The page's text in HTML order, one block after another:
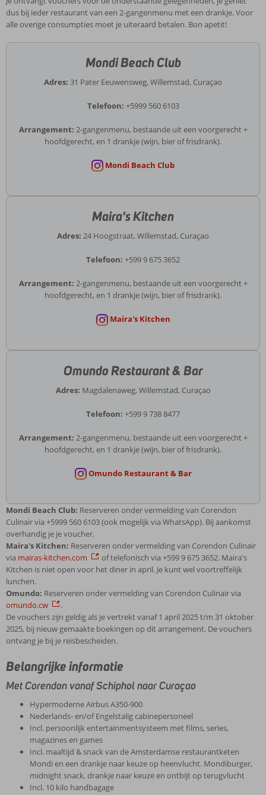
dus bij ieder restaurant van een 2-gangenmenu met een drankje. Voor
alle overige consumpties moet je uiteraard betalen. Bon apetit!
Mondi Beach Club
Adres: 31 Pater Eeuwensweg, Willemstad, Curaçao
Telefoon: +5999 560 6103
Arrangement: 2-gangenmenu, bestaande uit een voorgerecht +
hoofdgerecht, en 1 drankje (wijn, bier of frisdrank).
Mondi Beach Club
Maira's Kitchen
Adres: 24 Hoogstraat, Willemstad, Curaçao
Telefoon: +599 9 675 3652
Arrangement: 2-gangenmenu, bestaande uit een voorgerecht +
hoofdgerecht, en 1 drankje (wijn, bier of frisdrank).
Maira's Kitchen
Omundo Restaurant & Bar
Adres: Magdalenaweg, Willemstad, Curaçao
Telefoon: +599 9 738 8477
Arrangement: 2-gangenmenu, bestaande uit een voorgerecht +
hoofdgerecht, en 1 drankje (wijn, bier of frisdrank).
Omundo Restaurant & Bar
Mondi Beach Club: Reserveren onder vermelding van Corendon
Culinair via +5999 560 6103 (ook mogelijk via WhatsApp). Bij aankomst
overhandig je je voucher.
Maira's Kitchen: Reserveren onder vermelding van Corendon Culinair
via mairas-kitchen.com
of telefonisch via +599 9 675 3652. Maira's
Kitchen is niet open voor het diner in april. Je kunt wel voortreffelijk
lunchen.
Omundo: Reserveren onder vermelding van Corendon Culinair via
omundo.cw
.
De vouchers zijn geldig als je vertrekt vanaf 1 april 2025 t/m 31 oktober
2025, bij nieuw gemaakte boekingen op dit arrangement. De vouchers
ontvang je bij je reisbescheiden.
Belangrijke informatie
Met Corendon vanaf Schiphol naar Curaçao
Hypermoderne Airbus A350-900
Nederlands- en/of Engelstalig cabinepersoneel
Incl. persoonlijk entertainmentsysteem met films, series,
magazines en games
Incl. maaltijd & snack van de Amsterdamse restaurantketen
Mondi en een drankje naar keuze op heenvlucht. Mondiburger,
midnight snack, drankje naar keuze en ontbijt op terugvlucht
Incl. 10 kilo handbagage